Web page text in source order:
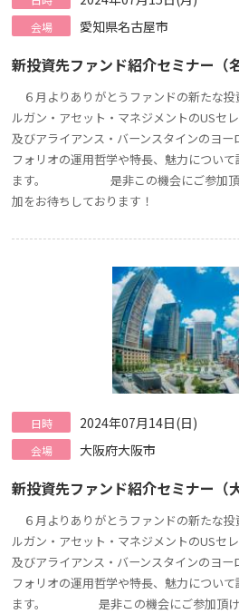
会場 愛知県名古屋市
新投資先ファンド紹介セミナー（
６月よりありがとうファンドの新たな投
ルガン・アセット・マネジメントのUSセ
及びアライアンス・バーンスタインのヨー
フォリオの運用哲学や特長、魅力につい
ます。 是非この機会にご参加頂け
加をお待ちしております！
日時 2024年07月14日(日)
会場 大阪府大阪市
新投資先ファンド紹介セミナー（
６月よりありがとうファンドの新たな投
ルガン・アセット・マネジメントのUSセ
及びアライアンス・バーンスタインのヨー
フォリオの運用哲学や特長、魅力につい
ます。 是非この機会にご参加頂けれ